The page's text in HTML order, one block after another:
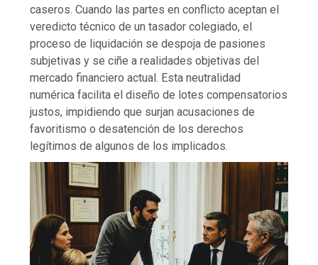
caseros. Cuando las partes en conflicto aceptan el
veredicto técnico de un tasador colegiado, el
proceso de liquidación se despoja de pasiones
subjetivas y se ciñe a realidades objetivas del
mercado financiero actual. Esta neutralidad
numérica facilita el diseño de lotes compensatorios
justos, impidiendo que surjan acusaciones de
favoritismo o desatención de los derechos
legítimos de algunos de los implicados.